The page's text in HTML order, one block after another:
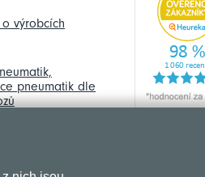
výrobcích
pneumatik dle